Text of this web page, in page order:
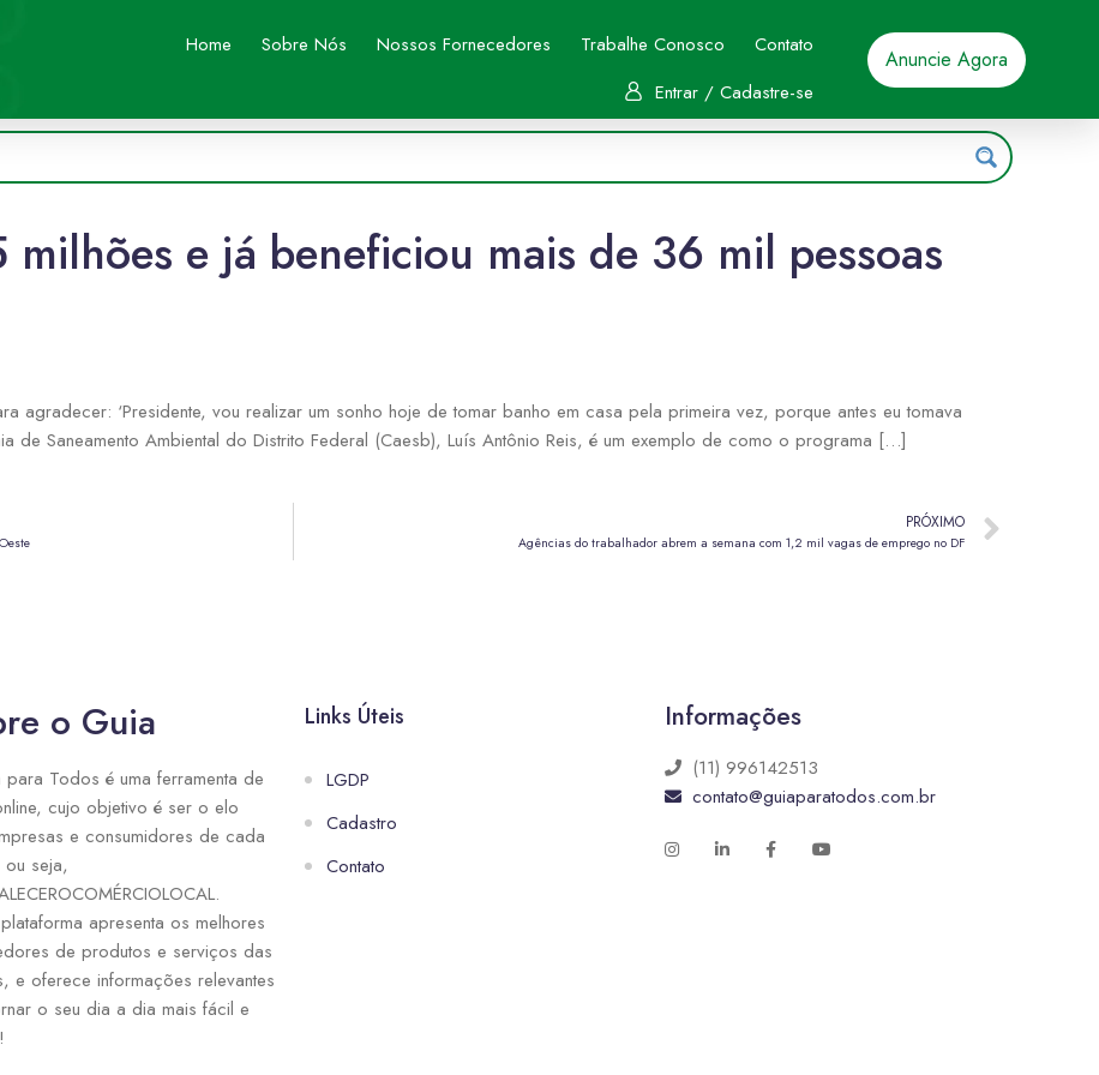
Home Sobre Nós Nossos Fornecedores Trabalhe Conosco
Contato
Entrar / Cadastre-se
Anuncie Agora
e já beneficiou mais de 36 mil pessoas
agradecer: ‘Presidente, vou realizar um sonho hoje de tomar banho em casa pela primeira vez, porque antes eu tomava
de Saneamento Ambiental do Distrito Federal (Caesb), Luís Antônio Reis, é um exemplo de como o programa […]
PRÓXIMO
Agências do trabalhador abrem a semana com 1,2 mil vagas de emprego no DF
o Guia
para Todos é uma ferramenta de
cujo objetivo é ser o elo
e consumidores de cada
seja,
apresenta os melhores
de produtos e serviços das
e oferece informações relevantes
o seu dia a dia mais fácil e
Links Úteis
LGDP
Cadastro
Contato
Informações
(11) 996142513
contato@guiaparatodos.com.br